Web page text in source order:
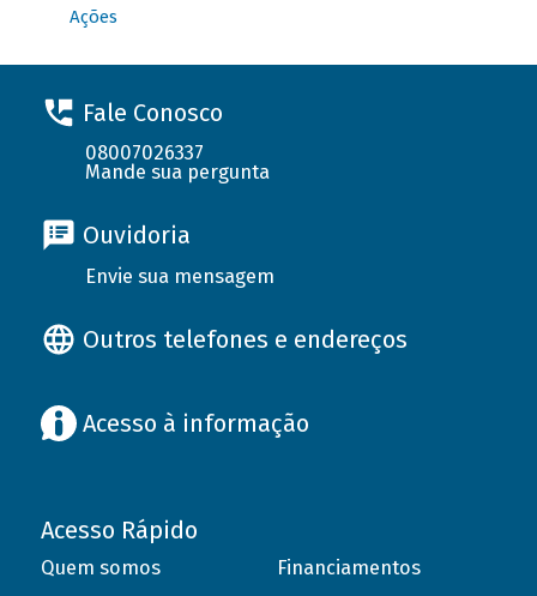
Ações
Fale Conosco
08007026337
Mande sua pergunta
Ouvidoria
Envie sua mensagem
Outros telefones e endereços
Acesso à informação
Acesso Rápido
Quem somos
Financiamentos